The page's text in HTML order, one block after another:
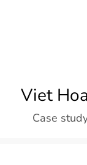
Viet
Case